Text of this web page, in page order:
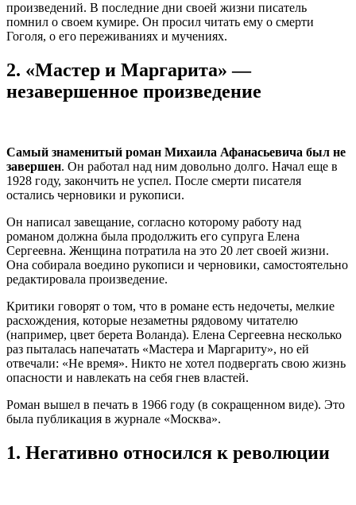
произведений. В последние дни своей жизни писатель
помнил о своем кумире. Он просил читать ему о смерти
Гоголя, о его переживаниях и мучениях.
2. «Мастер и Маргарита» —
незавершенное произведение
Самый знаменитый роман Михаила Афанасьевича был не
завершен. Он работал над ним довольно долго. Начал еще в
1928 году, закончить не успел. После смерти писателя
остались черновики и рукописи.
Он написал завещание, согласно которому работу над
романом должна была продолжить его супруга Елена
Сергеевна. Женщина потратила на это 20 лет своей жизни.
Она собирала воедино рукописи и черновики, самостоятельно
редактировала произведение.
Критики говорят о том, что в романе есть недочеты, мелкие
расхождения, которые незаметны рядовому читателю
(например, цвет берета Воланда). Елена Сергеевна несколько
раз пыталась напечатать «Мастера и Маргариту», но ей
отвечали: «Не время». Никто не хотел подвергать свою жизнь
опасности и навлекать на себя гнев властей.
Роман вышел в печать в 1966 году (в сокращенном виде). Это
была публикация в журнале «Москва».
1. Негативно относился к революции